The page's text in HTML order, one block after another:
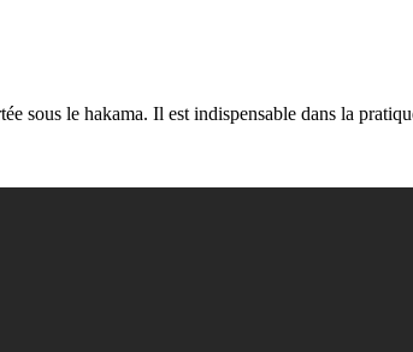
sous le hakama. Il est indispensable dans la